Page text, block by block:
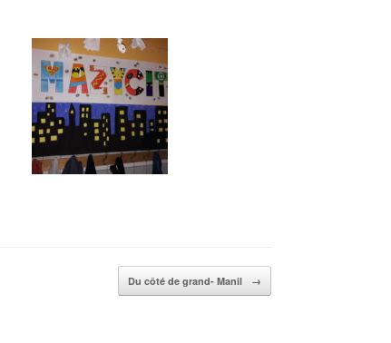
Du côté de grand- Manil →